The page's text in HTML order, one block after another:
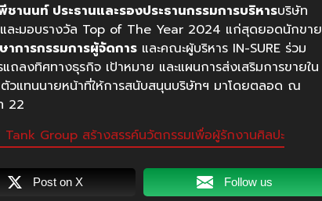
นนท์ ประธานและรองประธานกรรมการบริหารบริษัท
ละมอบรางวัล Top of The Year 2024 แก่สุดยอดนักขาย
าการกรรมการผู้จัดการ และคณะผู้บริหาร IN-SURE ร่วม
ลงทิศทางธุรกิจ เป้าหมาย และแผนการส่งเสริมการขายใน
วแทนนายหน้าที่ให้การสนับสนุนบริษัทฯ มาโดยตลอด ณ
22
Group สร้างสรรค์นวัตกรรมเพื่อผู้รักงานศิลปะ
Post on X Follow us